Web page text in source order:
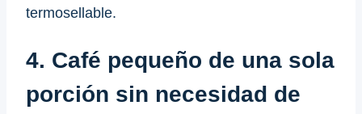
termosellable.
4. Café pequeño de una sola
porción sin necesidad de